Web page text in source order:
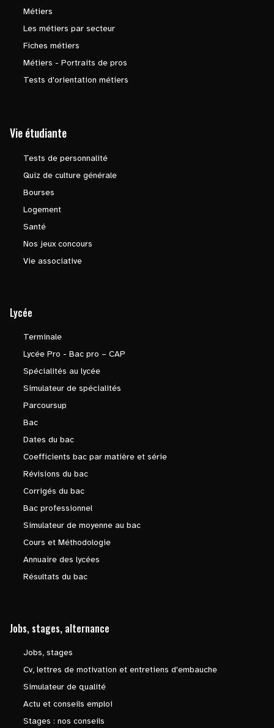
Métiers
Les métiers par secteur
Fiches métiers
Métiers - Portraits de pros
Tests d'orientation métiers
Vie étudiante
Tests de personnalité
Quiz de culture générale
Bourses
Logement
Santé
Nos jeux concours
Vie associative
Lycée
Terminale
Lycée Pro - Bac pro – CAP
Spécialités au lycée
Simulateur de spécialités
Parcoursup
Bac
Dates du bac
Coefficients bac par matière et série
Révisions du bac
Corrigés du bac
Bac professionnel
Simulateur de moyenne au bac
Cours et Méthodologie
Annuaire des lycées
Résultats du bac
Jobs, stages, alternance
Jobs, stages
Cv, lettres de motivation et entretiens d'embauche
Simulateur de qualité
Actu et conseils emploi
Stages : nos conseils